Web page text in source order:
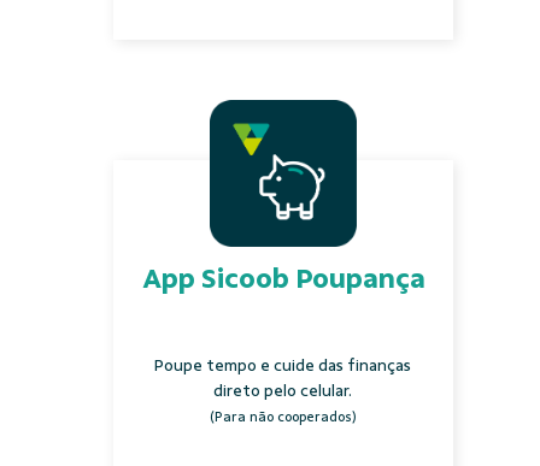
App Sicoob Poupança
Poupe tempo e cuide das finanças
direto pelo celular.
(Para não cooperados)